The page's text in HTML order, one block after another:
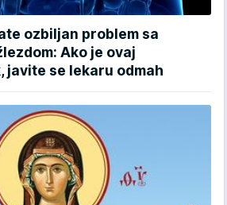
ozbiljan problem sa
Ako je ovaj
javite se lekaru odmah